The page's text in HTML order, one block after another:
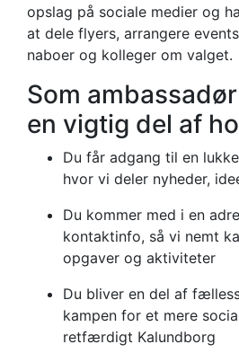
opslag på sociale medier og
at dele flyers, arrangere
naboer og kolleger om valget.
Som
en vigtig del af
Du får adgang til en
hvor vi deler nyheder,
Du kommer med i en
kontaktinfo, så vi nemt
opgaver og aktiviteter
Du bliver en del af
kampen for et mere
retfærdigt Kalundborg